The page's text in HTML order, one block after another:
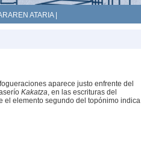
ATARIA|
aparece justo enfrente del
Kakatza, en las escrituras del
el elemento segundo del topónimo indica